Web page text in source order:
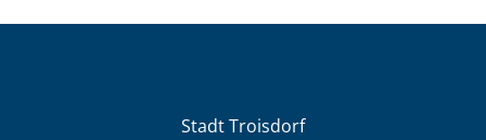
Stadt Troisdorf